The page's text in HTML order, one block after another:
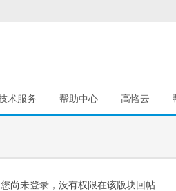
术服务 帮助中心 高恪云
尚未登录，没有权限在该版块回帖